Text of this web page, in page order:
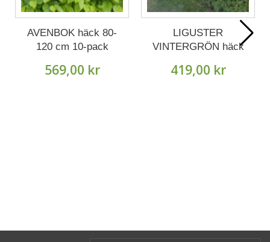
AVENBOK häck 80-
120 cm 10-pack
569,00 kr
LIGUSTER
VINTERGRÖN häck
(Lev. fr. Oktober).
419,00 kr